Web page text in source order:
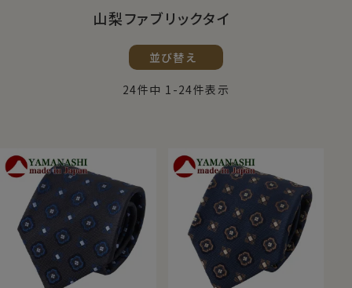
山梨ファブリックタイ
並び替え
24件中 1 -24件表示